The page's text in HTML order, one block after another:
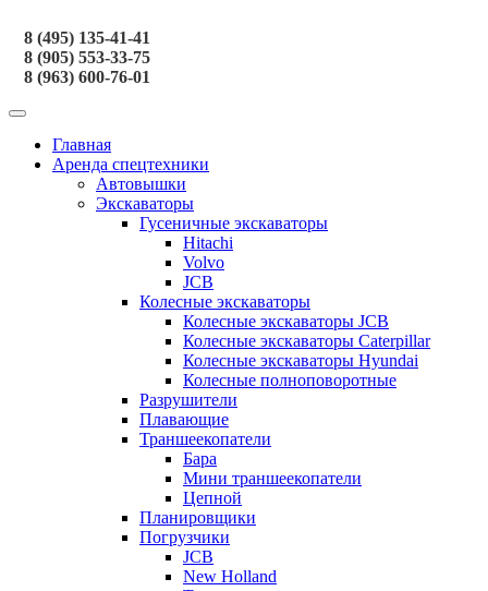
8 (495) 135-41-41
8 (905) 553-33-75
8 (963) 600-76-01
Главная
Аренда спецтехники
Автовышки
Экскаваторы
Гусеничные экскаваторы
Hitachi
Volvo
JCB
Колесные экскаваторы
Колесные экскаваторы JCB
Колесные экскаваторы Caterpillar
Колесные экскаваторы Hyundai
Колесные полноповоротные
Разрушители
Плавающие
Траншеекопатели
Бара
Мини траншеекопатели
Цепной
Планировщики
Погрузчики
JCB
New Holland